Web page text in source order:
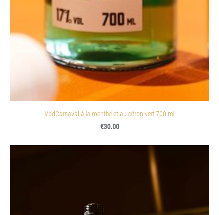
VodCarnaval à la menthe et au citron vert 700 ml
€30.00